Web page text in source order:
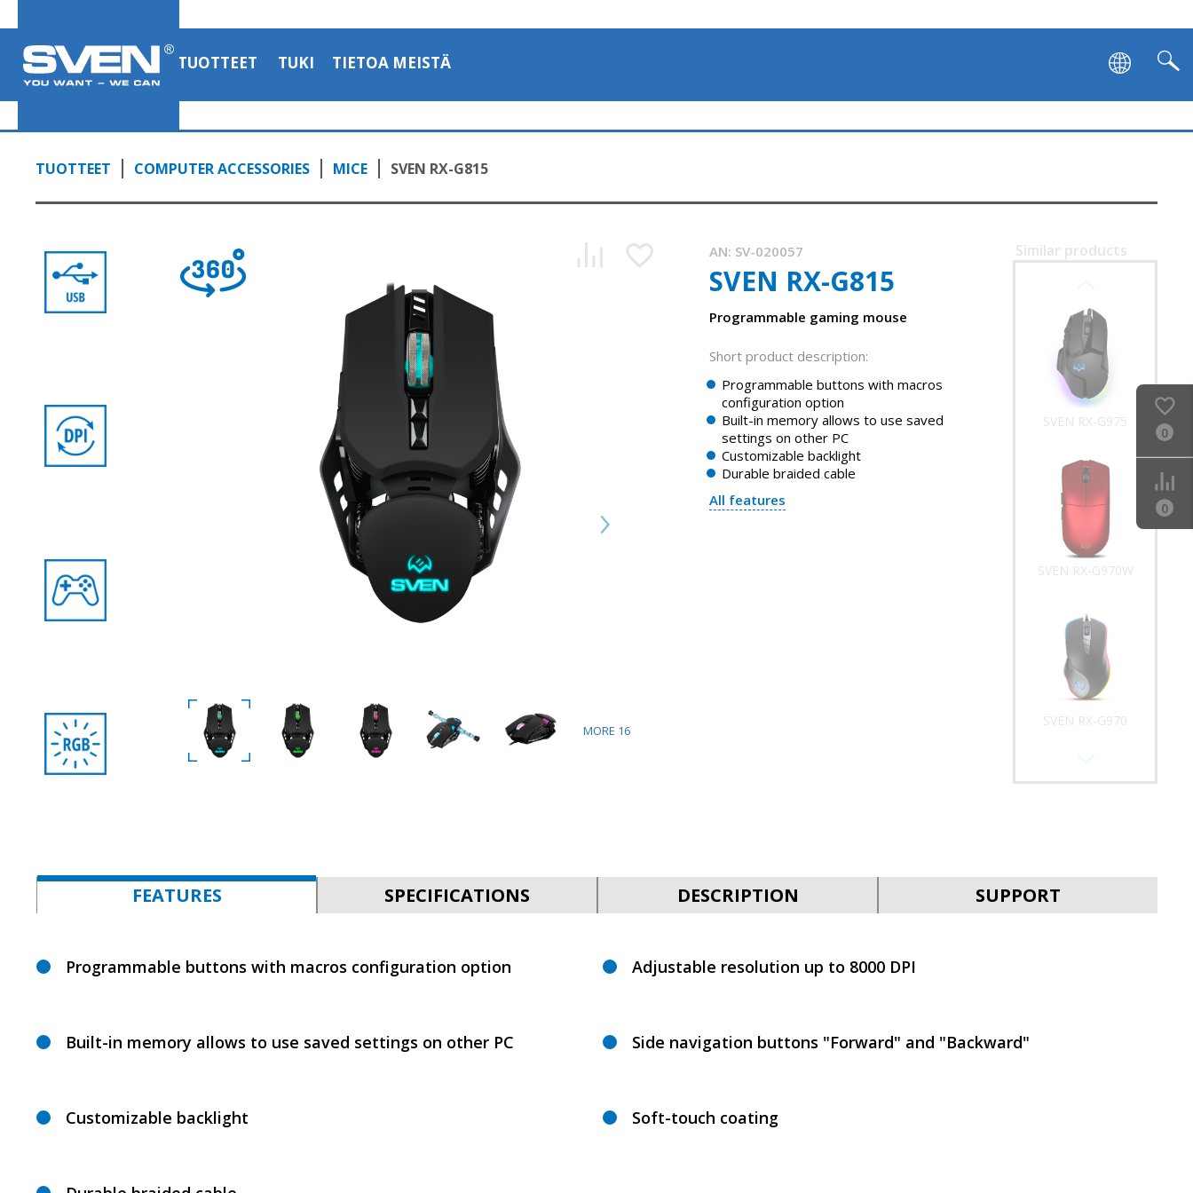
TUOTTEET TUKI TIETOA MEISTÄ
TUOTTEET COMPUTER ACCESSORIES MICE SVEN RX-G815
MORE 16
AN: SV-020057
SVEN RX-G815
Programmable gaming mouse
Short product description:
Programmable buttons with macros
configuration option
Built-in memory allows to use saved
settings on other PC
Customizable backlight
Durable braided cable
All features
Similar products
SVEN RX-G975
SVEN RX-G970W
SVEN RX-G970
FEATURES SPECIFICATIONS DESCRIPTION SUPPORT
Programmable buttons with macros configuration option
Built-in memory allows to use saved settings on other PC
Customizable backlight
Adjustable resolution up to 8000 DPI
Side navigation buttons "Forward" and "Backward"
Soft-touch coating
0
0